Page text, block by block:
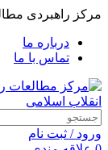
مرکز راهبردی
درباره ما
تماس با ما
ورود / ثبت نام